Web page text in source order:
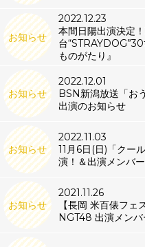
お知らせ
2022.12.23
本間日陽出演決定
台
ものがたり』
お知らせ
2022.12.01
BSN新潟放送「お
出演のお知らせ
お知らせ
2022.11.03
11月6日(日)「クー
演！＆出演メンバー
お知らせ
2021.11.26
【長岡 米百俵フェ
NGT48 出演メンバ